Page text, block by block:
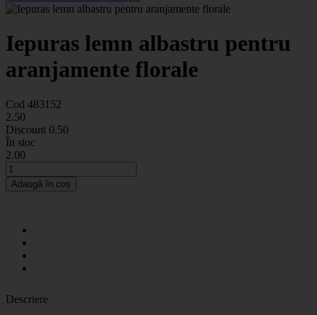
Iepuras lemn albastru pentru
aranjamente florale
Cod 483152
2.50
Discount 0.50
În stoc
2.00
Adaugă în coș
Descriere